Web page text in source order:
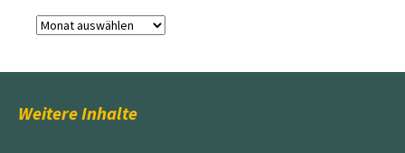
Archiv
Weitere Inhalte